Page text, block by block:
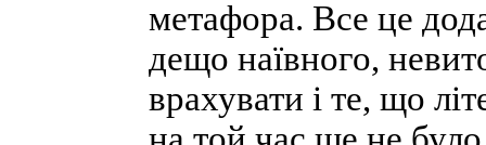
метафора. Все це
дещо наївного,
врахувати і те, що